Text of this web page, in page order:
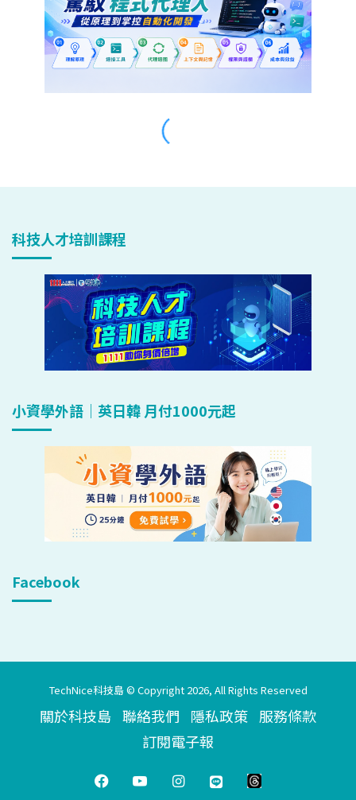
科技人才培訓課程
小資學外語｜英日韓 月付1000元起
Facebook
TechNice科技島 © Copyright 2026, All Rights Reserved
關於科技島 聯絡我們 隱私政策 服務條款
訂閱電子報